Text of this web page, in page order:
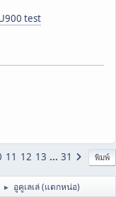
test
พิมพ์
11 12 13 ... 31
► อูคูเลเล่ (แตกหน่อ)